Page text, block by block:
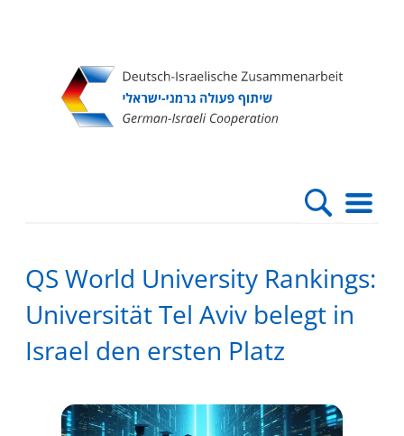
Hauptnavigation
QS World University Rankings:
Universität Tel Aviv belegt in
Israel den ersten Platz